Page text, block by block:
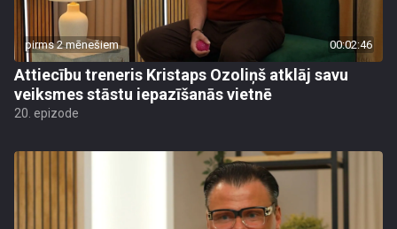
pirms 2 mēnešiem 00:02:46
Attiecību treneris Kristaps Ozoliņš atklāj savu
veiksmes stāstu iepazīšanās vietnē
20. epizode